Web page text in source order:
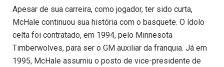
Apesar de sua carreira, como jogador, ter sido curta,
McHale continuou sua história com o basquete. O ídolo
celta foi contratado, em 1994, pelo Minnesota
Timberwolves, para ser o GM auxiliar da franquia. Já em
1995, McHale assumiu o posto de vice-presidente de